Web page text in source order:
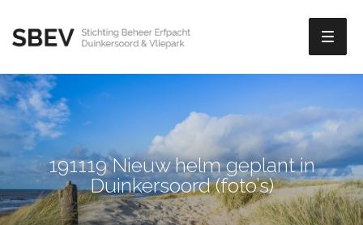
191119 Nieuw helm geplant in
Duinkersoord (foto’s)